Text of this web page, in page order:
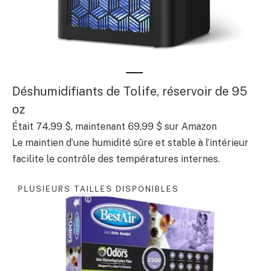
Déshumidifiants de Tolife, réservoir de 95
oz
Était 74,99 $, maintenant 69,99 $ sur Amazon
Le maintien d’une humidité sûre et stable à l’intérieur
facilite le contrôle des températures internes.
PLUSIEURS TAILLES DISPONIBLES